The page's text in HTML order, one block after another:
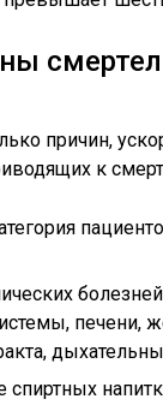
причин,
к
печени,
спиртных